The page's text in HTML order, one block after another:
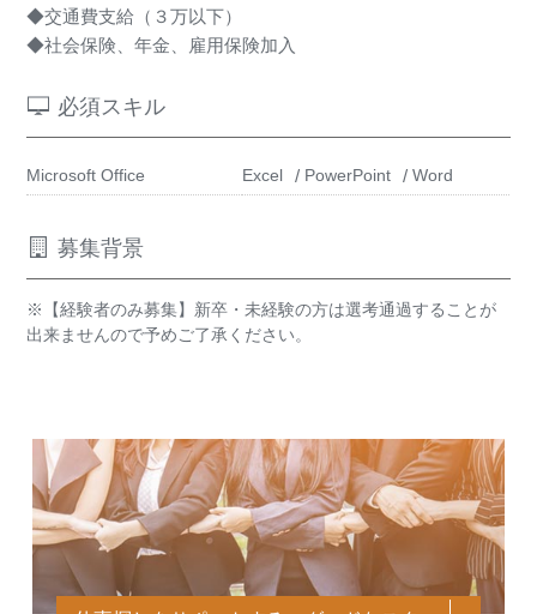
◆交通費支給（３万以下）
◆社会保険、年金、雇用保険加入
必須スキル
Microsoft Office Excel PowerPoint Word
募集背景
※【経験者のみ募集】新卒・未経験の方は選考通過することが
出来ませんので予めご了承ください。